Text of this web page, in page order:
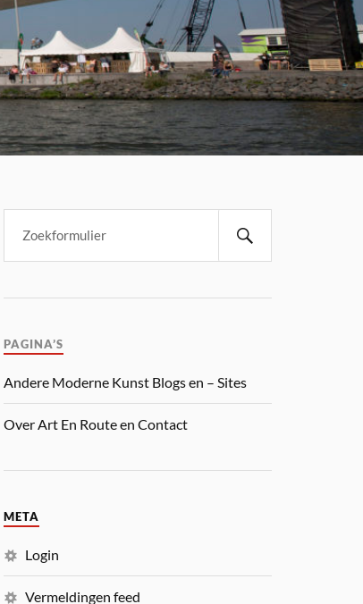
PAGINA’S
Andere Moderne Kunst Blogs en – Sites
Over Art En Route en Contact
META
Login
Vermeldingen feed